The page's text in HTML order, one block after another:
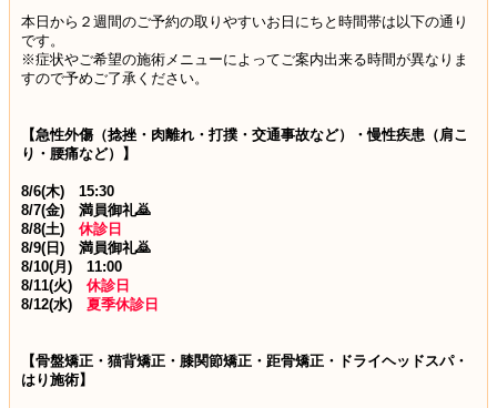
本日から２週間のご予約の取りやすいお日にちと時間帯は以下の通り
です。
※症状やご希望の施術メニューによってご案内出来る時間が異なりま
すので予めご了承ください。
【急性外傷（捻挫・肉離れ・打撲・交通事故など）・慢性疾患（肩こ
り・腰痛など）】
8/6(木) 15:30
8/7(金) 満員御礼🙇
8/8(土) 休診日
8/9(日) 満員御礼🙇
8/10(月) 11:00
8/11(火) 休診日
8/12(水) 夏季休診日
【骨盤矯正・猫背矯正・膝関節矯正・距骨矯正・ドライヘッドスパ・
はり施術】